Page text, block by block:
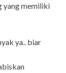
yang memiliki
ya.. biar